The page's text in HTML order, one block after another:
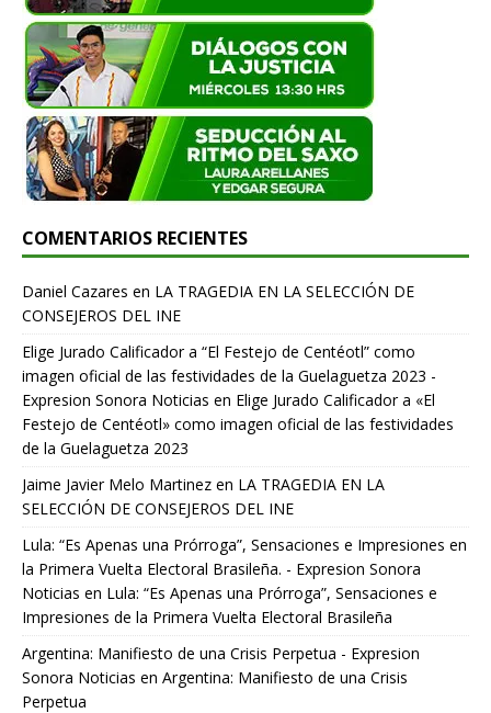
COMENTARIOS RECIENTES
Daniel Cazares en LA TRAGEDIA EN LA SELECCIÓN DE
CONSEJEROS DEL INE
Elige Jurado Calificador a “El Festejo de Centéotl” como
imagen oficial de las festividades de la Guelaguetza 2023 -
Expresion Sonora Noticias en Elige Jurado Calificador a «El
Festejo de Centéotl» como imagen oficial de las festividades
de la Guelaguetza 2023
Jaime Javier Melo Martinez en LA TRAGEDIA EN LA
SELECCIÓN DE CONSEJEROS DEL INE
Lula: “Es Apenas una Prórroga”, Sensaciones e Impresiones en
la Primera Vuelta Electoral Brasileña. - Expresion Sonora
Noticias en Lula: “Es Apenas una Prórroga”, Sensaciones e
Impresiones de la Primera Vuelta Electoral Brasileña
Argentina: Manifiesto de una Crisis Perpetua - Expresion
Sonora Noticias en Argentina: Manifiesto de una Crisis
Perpetua